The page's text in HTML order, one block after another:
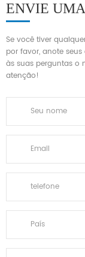
ENVIE
Se você tiver
por favor, anote
às suas perguntas o
atenção!